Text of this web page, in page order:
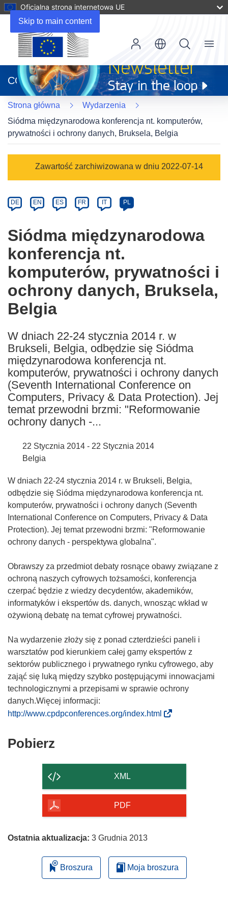
Skip to main content
Oficjalna strona internetowa UE
otworzy
się
w
nowym
oknie)
CORDIS
Menu
Strona główna
Wydarzenia
Siódma międzynarodowa konferencja nt. komputerów,
prywatności i ochrony danych, Bruksela, Belgia
category
Zawartość zarchiwizowana w dniu 2022-07-14
Article
available
the
following
languages:
DE EN ES FR IT PL
Siódma międzynarodowa
konferencja nt.
komputerów, prywatności i
ochrony danych, Bruksela,
Belgia
W dniach 22-24 stycznia 2014 r. w
Brukseli, Belgia, odbędzie się Siódma
międzynarodowa konferencja nt.
komputerów, prywatności i ochrony danych
(Seventh International Conference on
Computers, Privacy & Data Protection). Jej
temat przewodni brzmi: "Reformowanie
ochrony danych -...
22 Stycznia 2014 - 22 Stycznia 2014
Belgia
W dniach 22-24 stycznia 2014 r. w Brukseli, Belgia,
odbędzie się Siódma międzynarodowa konferencja nt.
komputerów, prywatności i ochrony danych (Seventh
International Conference on Computers, Privacy & Data
Protection). Jej temat przewodni brzmi: "Reformowanie
ochrony danych - perspektywa globalna".
Obrawszy za przedmiot debaty rosnące obawy związane z
ochroną naszych cyfrowych tożsamości, konferencja
czerpać będzie z wiedzy decydentów, akademików,
informatyków i ekspertów ds. danych, wnosząc wkład w
ożywioną debatę na temat cyfrowej prywatności.
Na wydarzenie złoży się z ponad czterdzieści paneli i
warsztatów pod kierunkiem całej gamy ekspertów z
sektorów publicznego i prywatnego rynku cyfrowego, aby
zająć się luką między szybko postępującymi innowacjami
technologicznymi a przepisami w sprawie ochrony
danych.Więcej informacji:
http://www.cpdpconferences.org/index.html
o
r
Pobierz
strony
XML
PDF
Ostatnia aktualizacja: 3 Grudnia 2013
Broszura Moja broszura